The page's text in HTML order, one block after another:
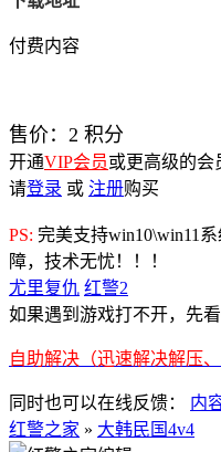
付费内容
售价： 2 积分
开通VIP会员或更高级的会
请登录 或 注册购买
PS: 完美支持win10\win11
障，技术无忧！！！
尤里复仇 红警2
如果遇到游戏打不开，先看
自助解决（迅速解决解压
同时也可以在线反馈： 内
红警之家 » 大韩民国4v4